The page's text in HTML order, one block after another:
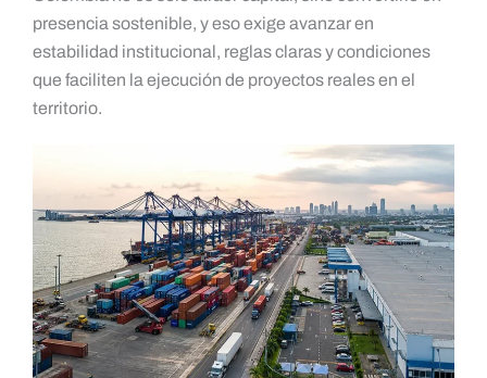
presencia sostenible, y eso exige avanzar en
estabilidad institucional, reglas claras y condiciones
que faciliten la ejecución de proyectos reales en el
territorio.